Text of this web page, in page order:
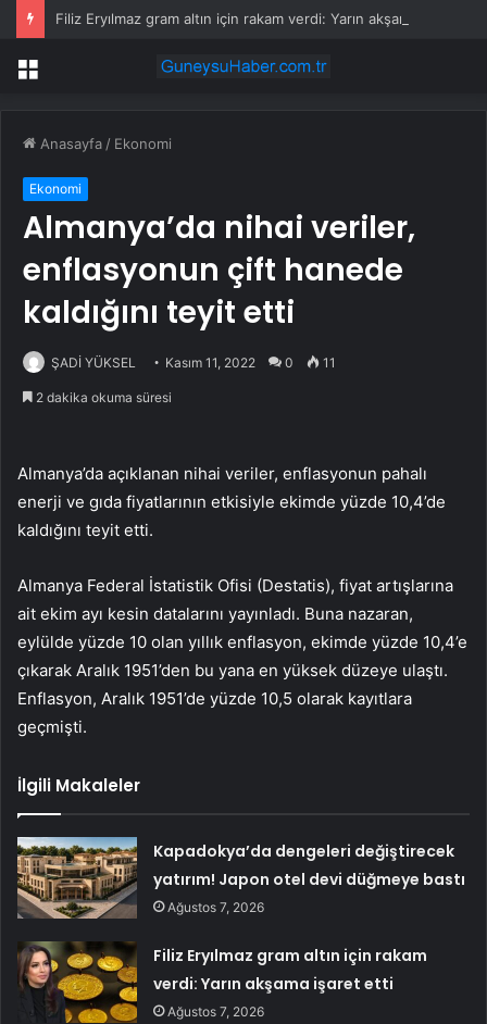
Menü
Anasayfa / Ekonomi
Ekonomi
Almanya’da nihai veriler,
enflasyonun çift hanede
kaldığını teyit etti
ŞADİ YÜKSEL Kasım 11, 2022 0 11
2 dakika okuma süresi
Almanya’da açıklanan nihai veriler, enflasyonun pahalı
enerji ve gıda fiyatlarının etkisiyle ekimde yüzde 10,4’de
kaldığını teyit etti.
Almanya Federal İstatistik Ofisi (Destatis), fiyat artışlarına
ait ekim ayı kesin datalarını yayınladı. Buna nazaran,
eylülde yüzde 10 olan yıllık enflasyon, ekimde yüzde 10,4’e
çıkarak Aralık 1951’den bu yana en yüksek düzeye ulaştı.
Enflasyon, Aralık 1951’de yüzde 10,5 olarak kayıtlara
geçmişti.
İlgili Makaleler
Kapadokya’da dengeleri değiştirecek
yatırım! Japon otel devi düğmeye bastı
Ağustos 7, 2026
Filiz Eryılmaz gram altın için rakam
verdi: Yarın akşama işaret etti
Ağustos 7, 2026